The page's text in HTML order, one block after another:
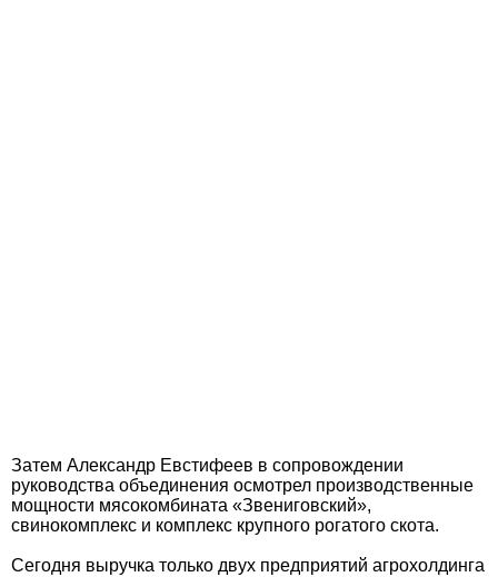
Затем Александр Евстифеев в сопровождении
руководства объединения осмотрел производственные
мощности мясокомбината «Звениговский»,
свинокомплекс и комплекс крупного рогатого скота.
Сегодня выручка только двух предприятий агрохолдинга